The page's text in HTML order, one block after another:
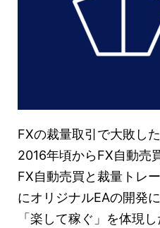
FXの裁量取引で大敗し
2016年頃からFX自動売
FX自動売買と裁量トレ
にオリジナルEAの開発
「楽して稼ぐ」を体現